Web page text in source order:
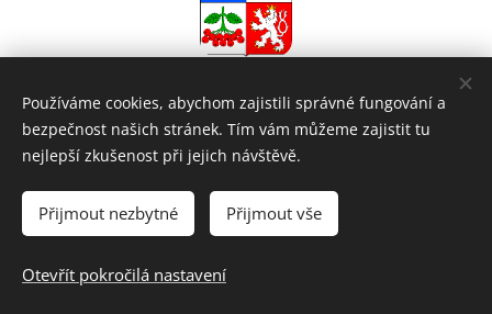
Share
Všechna práva vyhrazena • Krajský svaz stolního tenisu Vysočina
Ochrana osobních údajů
Používáme cookies, abychom zajistili správné fungování a
bezpečnost našich stránek. Tím vám můžeme zajistit tu
nejlepší zkušenost při jejich návštěvě.
Přijmout nezbytné Přijmout vše
Otevřít pokročilá nastavení